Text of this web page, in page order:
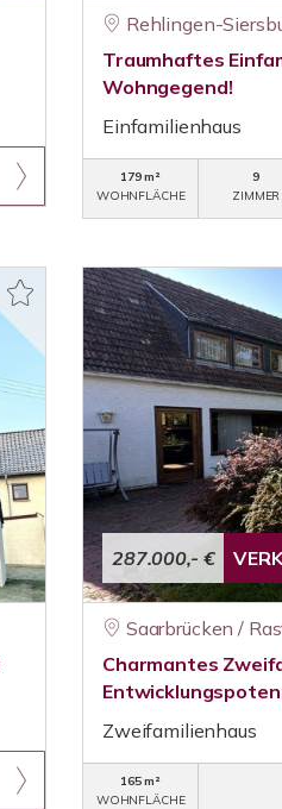
Rehlingen-
Traumhaftes
Wohngegend!
Einfamilienhaus
179 m²
WOHNFLÄCHE
9
ZIMMER
287.000,- €
Saarbrücken /
Charmantes
Zweifamilienhaus
165 m²
WOHNFLÄCHE